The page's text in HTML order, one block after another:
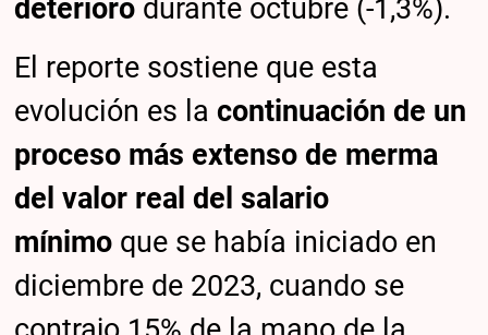
deterioro durante octubre (-1,3%).
El reporte sostiene que esta
evolución es lacontinuación de un
proceso más extenso de merma
del valor real del salario
mínimo que se había iniciado en
diciembre de 2023, cuando se